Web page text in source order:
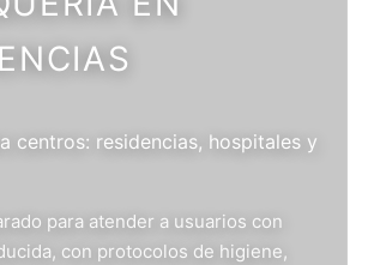
centros: residencias, hospitales y
para atender a usuarios con
con protocolos de higiene,